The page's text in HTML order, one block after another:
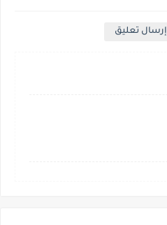
إرسال تعليق